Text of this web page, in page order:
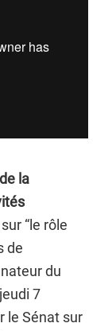
la
sur “le rôle
de
du
7
le Sénat sur